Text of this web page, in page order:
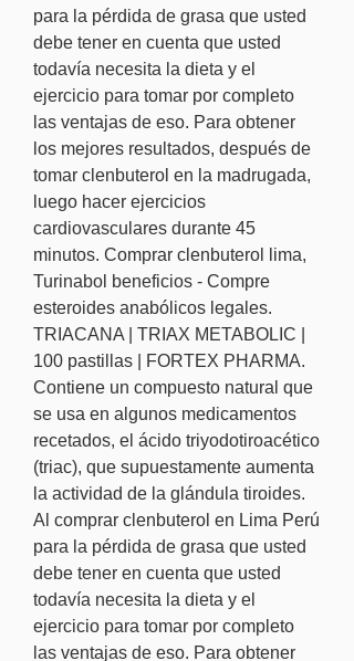
para la pérdida de grasa que usted
debe tener en cuenta que usted
todavía necesita la dieta y el
ejercicio para tomar por completo
las ventajas de eso. Para obtener
los mejores resultados, después de
tomar clenbuterol en la madrugada,
luego hacer ejercicios
cardiovasculares durante 45
minutos. Comprar clenbuterol lima,
Turinabol beneficios - Compre
esteroides anabólicos legales.
TRIACANA | TRIAX METABOLIC |
100 pastillas | FORTEX PHARMA.
Contiene un compuesto natural que
se usa en algunos medicamentos
recetados, el ácido triyodotiroacético
(triac), que supuestamente aumenta
la actividad de la glándula tiroides.
Al comprar clenbuterol en Lima Perú
para la pérdida de grasa que usted
debe tener en cuenta que usted
todavía necesita la dieta y el
ejercicio para tomar por completo
las ventajas de eso. Para obtener